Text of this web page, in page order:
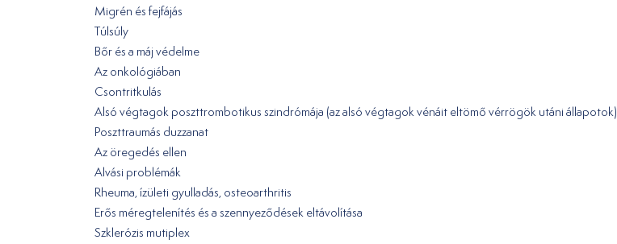
Migrén és fejfájás
Túlsúly
Bőr és a máj védelme
Az onkológiában
Csontritkulás
Alsó végtagok poszttrombotikus szindrómája (az alsó végtagok vénáit eltömő vérrögök utáni állapotok)
Poszttraumás duzzanat
Az öregedés ellen
Alvási problémák
Rheuma, ízületi gyulladás, osteoarthritis
Erős méregtelenítés és a szennyeződések eltávolítása
Szklerózis mutiplex